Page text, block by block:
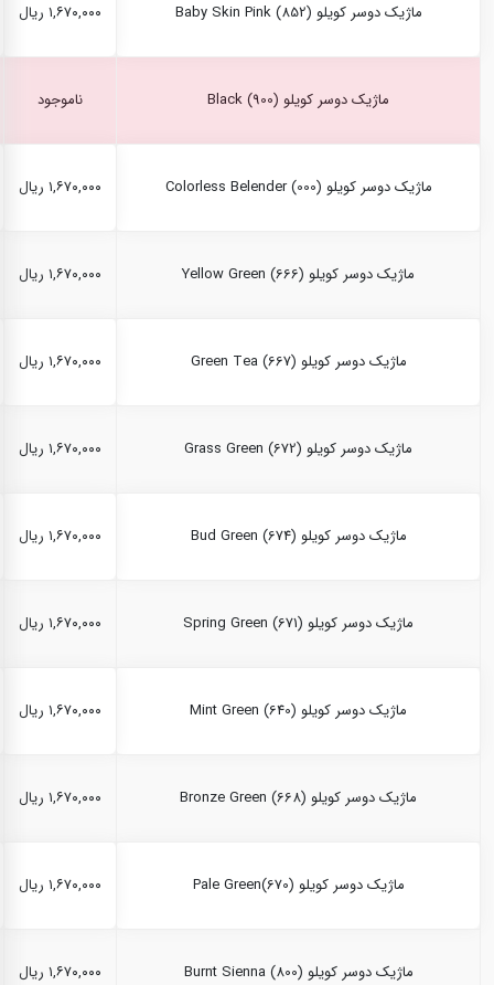
ماژیک دوسر کویلو Baby Skin Pink (852) ۱,۶۷۰,۰۰۰ ریال
ماژیک دوسر کویلو Black (900) ناموجود
ماژیک دوسر کویلو Colorless Belender (000) ۱,۶۷۰,۰۰۰ ریال
ماژیک دوسر کویلو Yellow Green (666) ۱,۶۷۰,۰۰۰ ریال
ماژیک دوسر کویلو Green Tea (667) ۱,۶۷۰,۰۰۰ ریال
ماژیک دوسر کویلو Grass Green (672) ۱,۶۷۰,۰۰۰ ریال
ماژیک دوسر کویلو Bud Green (674) ۱,۶۷۰,۰۰۰ ریال
ماژیک دوسر کویلو Spring Green (671) ۱,۶۷۰,۰۰۰ ریال
ماژیک دوسر کویلو Mint Green (640) ۱,۶۷۰,۰۰۰ ریال
ماژیک دوسر کویلو Bronze Green (668) ۱,۶۷۰,۰۰۰ ریال
ماژیک دوسر کویلو Pale Green(670) ۱,۶۷۰,۰۰۰ ریال
ماژیک دوسر کویلو Burnt Sienna (800) ۱,۶۷۰,۰۰۰ ریال